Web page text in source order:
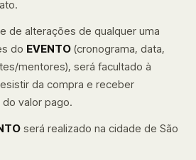
de alterações de qualquer uma
do EVENTO (cronograma, data,
mentores), será facultado à
da compra e receber
valor pago.
será realizado na cidade de São